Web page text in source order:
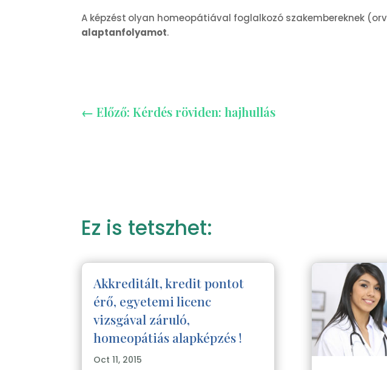
A képzést olyan homeopátiával foglalkozó szakembereknek
alaptanfolyamot.
←Előző: Kérdés röviden: hajhullás
Ez is tetszhet:
Akkreditált, kredit pontot
érő, egyetemi licenc
vizsgával záruló,
homeopátiás alapképzés !
Oct 11, 2015